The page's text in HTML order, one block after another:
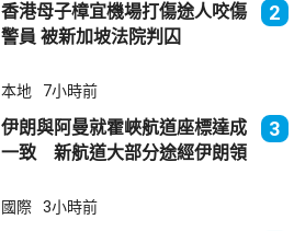
香港母子樟宜機場打傷途人咬傷
警員 被新加坡法院判囚
2
本地 7小時前
伊朗與阿曼就霍峽航道座標達成
一致 新航道大部分途經伊朗領
3
國際 3小時前